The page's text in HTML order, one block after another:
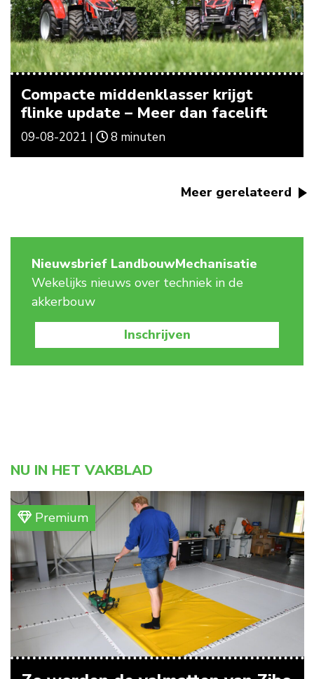
Compacte middenklasser krijgt
flinke update – Meer dan facelift
09-08-2021 | 8 minuten
Meer gerelateerd
Nieuwsbrief LandbouwMechanisatie
Wekelijks nieuws over techniek in de
akkerbouw
Inschrijven
NU IN HET VAKBLAD
Premium